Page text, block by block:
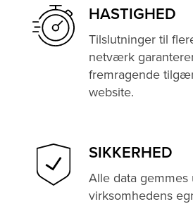
HASTIGHED
Tilslutninger til
netværk
fremragende
website.
SIKKERHED
Alle data
virksomhedens